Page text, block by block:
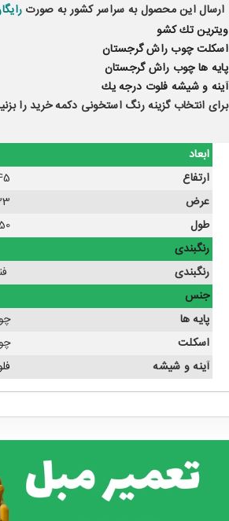
ارسال این محصول به سراسر کشور به صورت
ويترين تك كشو
اسكلت چوب راش گرجستان
پايه ها چوب راش گرجستان
آينه و شيشه فلوت درجه يك
برای انتخاب گزینه رنگ استخونی دکمه خرید را
ابعاد
ارتفاع
145
عرض
33
طول
50
رنگبندی
رنگبندی
جنس
پایه ها
اسکلت
آینه و شیشه